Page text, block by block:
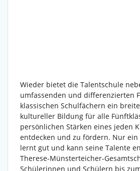
Wieder bietet die Talentschule
umfassenden und differenzierten
klassischen Schulfächern ein
kultureller Bildung für alle
persönlichen Stärken eines jeden
entdecken und zu fördern. Nur ein
lernt gut und kann seine Talente
Therese-Münsterteicher-
Schülerinnen und Schülern bis